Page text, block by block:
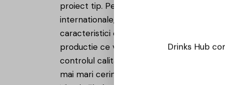
proiect tip. Pe parcursul exploatarii
internationale, in zona vintiviticola in care
caracteristici organoleptice
productie ce variaza de la 2000 la 3000
controlul calitatii la toate de productie se
mai mari cerinte ce pot fi intalnite in
Drinks Hub